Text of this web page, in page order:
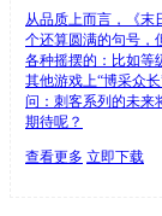
从品质上而言，《末
个还算圆满的句号，
各种摇摆的：比如等
其他游戏上“博采众
问：刺客系列的未来
期待呢？
查看更多 立即下载